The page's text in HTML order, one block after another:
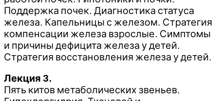
Поддержка почек. Диагностика статуса
железа. Капельницы с железом. Стратегия
компенсации железа взрослые. Симптомы
и причины дефицита железа у детей.
Стратегия восстановления железа у детей.
Лекция 3.
Пять китов метаболических звеньев.